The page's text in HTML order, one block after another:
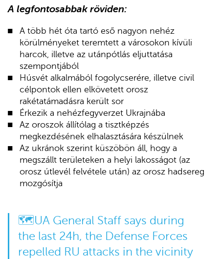
A legfontosabbak röviden:
A több hét óta tartó eső nagyon nehéz
körülményeket teremtett a városokon kívüli
harcok, illetve az utánpótlás eljuttatása
szempontjából
Húsvét alkalmából fogolycserére, illetve civil
célpontok ellen elkövetett orosz
rakétatámadásra került sor
Érkezik a nehézfegyverzet Ukrajnába
Az oroszok állítólag a tisztképzés
megkezdésének elhalasztására készülnek
Az ukránok szerint küszöbön áll, hogy a
megszállt területeken a helyi lakosságot (az
orosz útlevél felvétele után) az orosz hadsereg
mozgósítja
🗺️UA General Staff says during
the last 24h, the Defense Forces
repelled RU attacks in the vicinity